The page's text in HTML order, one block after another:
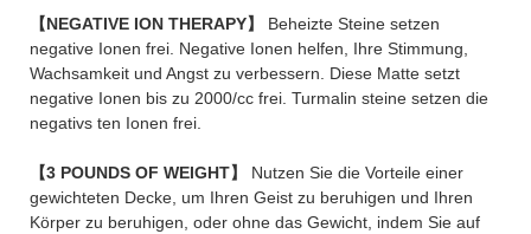
【NEGATIVE ION THERAPY】 Beheizte Steine setzen
negative Ionen frei. Negative Ionen helfen, Ihre Stimmung,
Wachsamkeit und Angst zu verbessern. Diese Matte setzt
negative Ionen bis zu 2000/cc frei. Turmalin steine setzen die
negativs ten Ionen frei.
【3 POUNDS OF WEIGHT】 Nutzen Sie die Vorteile einer
gewichteten Decke, um Ihren Geist zu beruhigen und Ihren
Körper zu beruhigen, oder ohne das Gewicht, indem Sie auf